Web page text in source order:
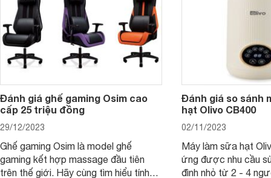
Đánh giá ghế gaming Osim cao
cấp 25 triệu đồng
29/12/2023
Ghế gaming Osim là model ghế
gaming kết hợp massage đầu tiên
trên thế giới. Hãy cùng tìm hiểu tính
Đánh giá so sánh
hạt Olivo CB400
02/11/2023
Máy làm sữa hạt
ứng được nhu cầu
đình nhỏ từ 2 - 4